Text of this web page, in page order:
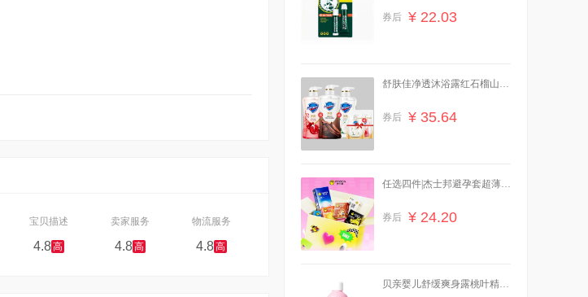
宝贝描述
4.8高
卖家服务
4.8高
物流服务
4.8高
券后 ¥ 22.03
舒肤佳净透沐浴露红石榴山茶
券后 ¥ 35.64
任选四件|杰士邦避孕套超薄男
券后 ¥ 24.20
贝亲婴儿舒缓爽身露桃叶精华